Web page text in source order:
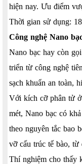
hiện nay. Ưu điểm
Thời gian sử dụng:
Công nghệ Nano
Nano bạc hay còn
triển từ công nghệ
sạch khuẩn an toàn,
Với kích cỡ phân tử
mét, Nano bạc có
theo nguyên tắc bao
vỡ cấu trúc tế bào, từ
Thí nghiệm cho thấy